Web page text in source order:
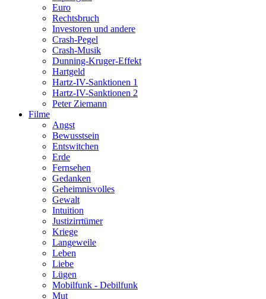
Euro
Rechtsbruch
Investoren und andere
Crash-Pegel
Crash-Musik
Dunning-Kruger-Effekt
Hartgeld
Hartz-IV-Sanktionen 1
Hartz-IV-Sanktionen 2
Peter Ziemann
Filme
Angst
Bewusstsein
Entswitchen
Erde
Fernsehen
Gedanken
Geheimnisvolles
Gewalt
Intuition
Justizirrtümer
Kriege
Langeweile
Leben
Liebe
Lügen
Mobilfunk - Debilfunk
Mut